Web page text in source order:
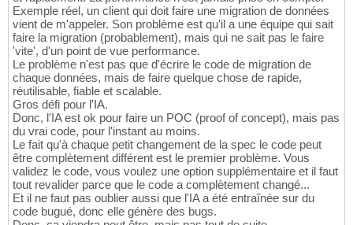
Exemple réel, un client qui doit faire une migration de données
vient de m'appeler. Son problème est qu'il a une équipe qui sait
faire la migration (probablement), mais qui ne sait pas le faire
'vite', d'un point de vue performance.
Le problème n'est pas que d'écrire le code de migration de
chaque données, mais de faire quelque chose de rapide,
réutilisable, fiable et scalable.
Gros défi pour l'IA.
Donc, l'IA est ok pour faire un POC (proof of concept), mais pas
du vrai code, pour l'instant au moins.
Le fait qu'à chaque petit changement de la spec le code peut
être complètement différent est le premier problème. Vous
validez le code, vous voulez une option supplémentaire et il faut
tout revalider parce que le code a complètement changé...
Et il ne faut pas oublier aussi que l'IA a été entraînée sur du
code bugué, donc elle génère des bugs.